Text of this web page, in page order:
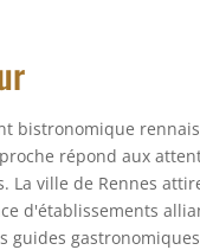
bistronomique
répond aux
ville de Rennes
d'établissements
guides